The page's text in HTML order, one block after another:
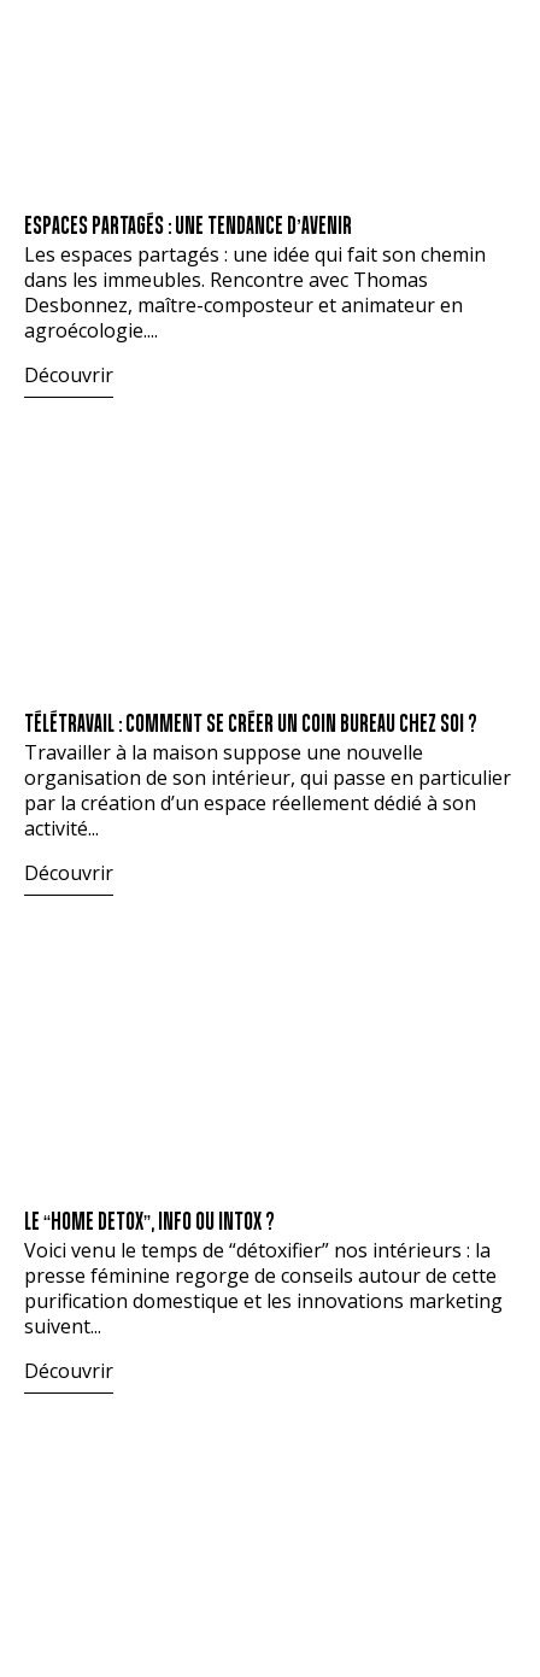
ESPACES PARTAGÉS : UNE TENDANCE D’AVENIR
Les espaces partagés : une idée qui fait son chemin
dans les immeubles. Rencontre avec Thomas
Desbonnez, maître-composteur et animateur en
agroécologie....
Découvrir
TÉLÉTRAVAIL : COMMENT SE CRÉER UN COIN BUREAU CHEZ SOI ?
Travailler à la maison suppose une nouvelle
organisation de son intérieur, qui passe en particulier
par la création d’un espace réellement dédié à son
activité...
Découvrir
LE “HOME DETOX”, INFO OU INTOX ?
Voici venu le temps de “détoxifier” nos intérieurs : la
presse féminine regorge de conseils autour de cette
purification domestique et les innovations marketing
suivent...
Découvrir